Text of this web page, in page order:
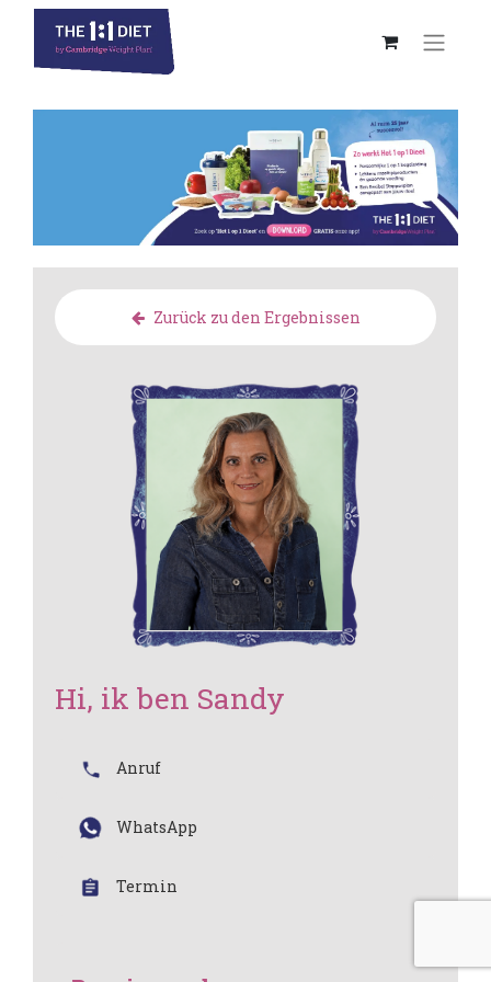
Zurück zu den Ergebnissen
Hi, ik ben Sandy
Anruf
WhatsApp
Termin